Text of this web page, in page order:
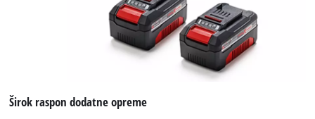
potrebujemo vaše soglasje!
Širok raspon dodatne opreme